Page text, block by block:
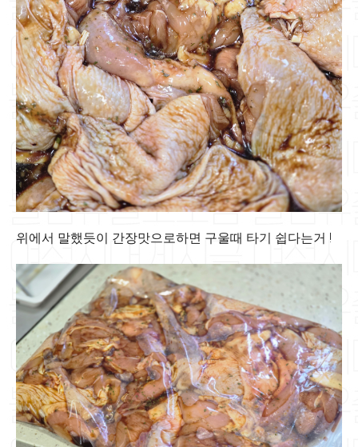
위에서 말했듯이 간장맛으로하면 구울때 타기 쉽다는거 !